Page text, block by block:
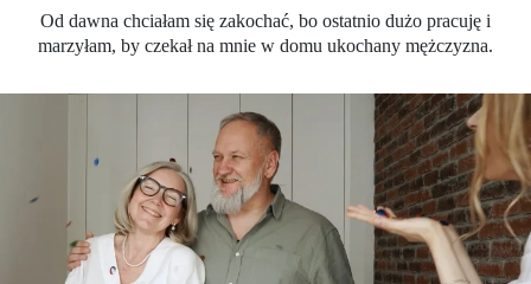
Od dawna chciałam się zakochać, bo ostatnio dużo pracuję i
marzyłam, by czekał na mnie w domu ukochany mężczyzna.